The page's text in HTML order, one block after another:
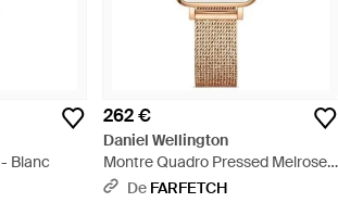
Blanc
262 €
Daniel Wellington
Montre Quadro Pressed Melrose
Lumine 26 Mm - Blanc
De FARFETCH